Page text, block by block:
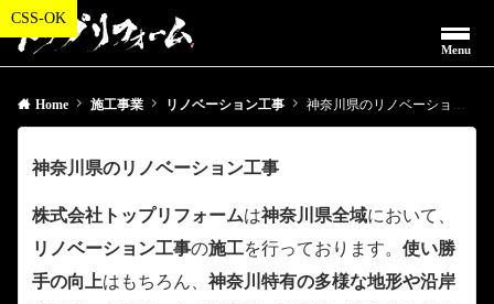
Menu
Home 施工事業 リノベーション工事 神奈川県のリノベーション工事
神奈川県のリノベーション工事
株式会社トップリフォームは神奈川県全域において、
リノベーション工事の施工を行っております。 使い勝
手の向上はもちろん、 神奈川特有の多様な地形や沿岸